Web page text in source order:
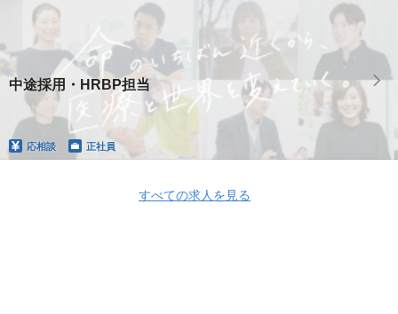
中途採用・HRBP担当
応相談 正社員
すべての求人を見る